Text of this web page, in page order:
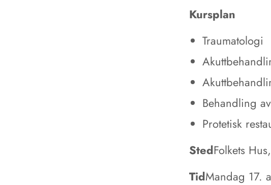
Kursplan
Traumatologi
Behandling
Protetisk
StedFolkets
TidMandag 17.